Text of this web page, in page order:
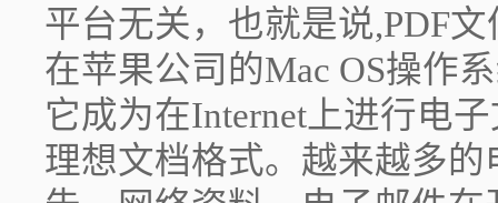
平台无关，也就是说,PDF
在苹果公司的Mac OS操作
它成为在Internet上进行电
理想文档格式。越来越多